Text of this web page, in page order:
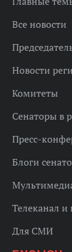
Все новости
Новости
Комитеты
Сенаторы в
Пресс-
Блоги
Телеканал
Для СМИ